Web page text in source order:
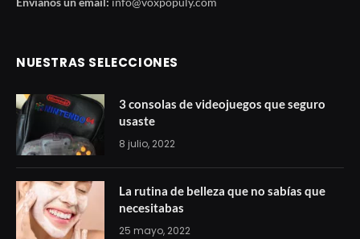
NUESTRAS SELECCIONES
3 consolas de videojuegos que seguro
usaste
8 julio, 2022
La rutina de belleza que no sabías que
necesitabas
25 mayo, 2022